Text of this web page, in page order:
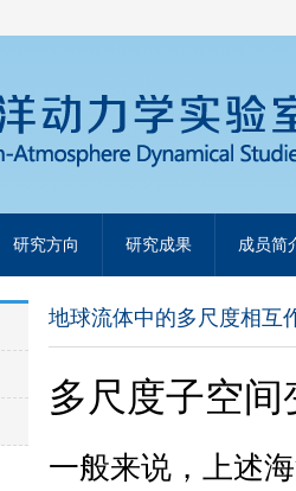
研究方向 研究成果 成员简
地球流体中的多尺度相互
多尺度子空间
一般来说，上述